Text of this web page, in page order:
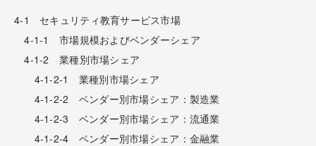
4-1 セキュリティ教育サービス市場
4-1-1 市場規模およびベンダーシェア
4-1-2 業種別市場シェア
4-1-2-1 業種別市場シェア
4-1-2-2 ベンダー別市場シェア：製造業
4-1-2-3 ベンダー別市場シェア：流通業
4-1-2-4 ベンダー別市場シェア：金融業